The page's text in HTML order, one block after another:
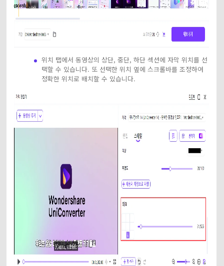
위치 탭에서 동영상의 상단, 중단, 하단 섹션에 자막 위치를 선
택할 수 있습니다. 또 선택한 위치 옆에 스크롤바를 조정하여
정확한 위치로 배치할 수 있습니다.